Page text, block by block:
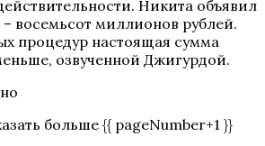
Никита объявил
– восемьсот миллионов рублей.
процедур настоящая сумма
озвученной Джигурдой.
больше {{ pageNumber+1 }}